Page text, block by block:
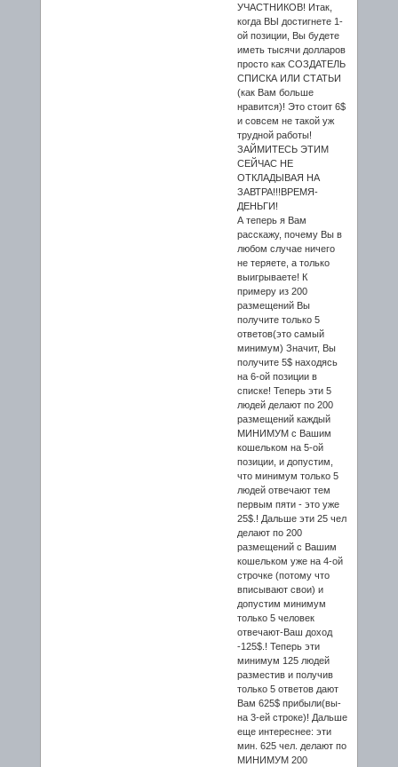
УЧАСТНИКОВ! Итак,
когда ВЫ достигнете 1-
ой позиции, Вы будете
иметь тысячи долларов
просто как СОЗДАТЕЛЬ
СПИСКА ИЛИ СТАТЬИ
(как Вам больше
нравится)! Это стоит 6$
и совсем не такой уж
трудной работы!
ЗАЙМИТЕСЬ ЭТИМ
СЕЙЧАС НЕ
ОТКЛАДЫВАЯ НА
ЗАВТРА!!!ВРЕМЯ-
ДЕНЬГИ!
А теперь я Вам
расскажу, почему Вы в
любом случае ничего
не теряете, а только
выигрываете! К
примеру из 200
размещений Вы
получите только 5
ответов(это самый
минимум) Значит, Вы
получите 5$ находясь
на 6-ой позиции в
списке! Теперь эти 5
людей делают по 200
размещений каждый
МИНИМУМ с Вашим
кошельком на 5-ой
позиции, и допустим,
что минимум только 5
людей отвечают тем
первым пяти - это уже
25$.! Дальше эти 25 чел
делают по 200
размещений с Вашим
кошельком уже на 4-ой
строчке (потому что
вписывают свои) и
допустим минимум
только 5 человек
отвечают-Ваш доход
-125$.! Теперь эти
минимум 125 людей
разместив и получив
только 5 ответов дают
Вам 625$ прибыли(вы-
на 3-ей строке)! Дальше
еще интереснее: эти
мин. 625 чел. делают по
МИНИМУМ 200